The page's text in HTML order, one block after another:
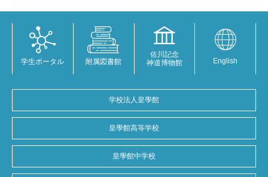
学校法人皇學館
皇學館高等学校
皇學館中学校
学生ポータル 附属図書館
佐川記念
神道博物館
English